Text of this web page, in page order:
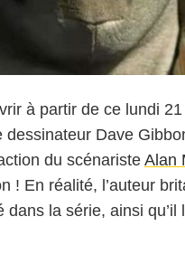
à partir de ce lundi
Dave
du scénariste Alan
! En réalité, l’auteur
la série, ainsi qu’il